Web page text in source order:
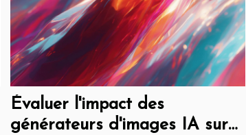
Évaluer l'impact des
générateurs d'images IA sur